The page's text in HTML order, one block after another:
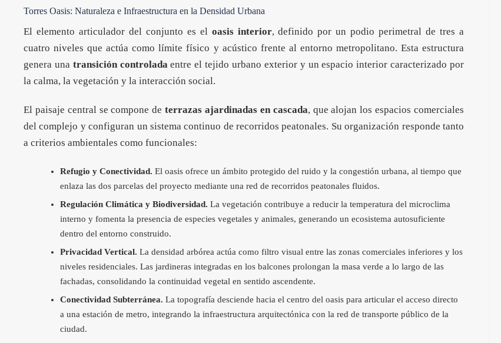
Torres Oasis: Naturaleza e Infraestructura en la Densidad Urbana
El elemento articulador del conjunto es el oasis interior, definido por un podio perimetral de tres a
cuatro niveles que actúa como límite físico y acústico frente al entorno metropolitano. Esta estructura
genera una transición controladaentre el tejido urbano exterior y un espacio interior caracterizado por
la calma, la vegetación y la interacción social.
El paisaje central se compone deterrazas ajardinadas en cascada, que alojan los espacios comerciales
del complejo y configuran un sistema continuo de recorridos peatonales. Su organización responde tanto
a criterios ambientales como funcionales:
Refugio y Conectividad. El oasis ofrece un ámbito protegido del ruido y la congestión urbana, al tiempo que
enlaza las dos parcelas del proyecto mediante una red de recorridos peatonales fluidos.
Regulación Climática y Biodiversidad. La vegetación contribuye a reducir la temperatura del microclima
interno y fomenta la presencia de especies vegetales y animales, generando un ecosistema autosuficiente
dentro del entorno construido.
Privacidad Vertical. La densidad arbórea actúa como filtro visual entre las zonas comerciales inferiores y los
niveles residenciales. Las jardineras integradas en los balcones prolongan la masa verde a lo largo de las
fachadas, consolidando la continuidad vegetal en sentido ascendente.
Conectividad Subterránea. La topografía desciende hacia el centro del oasis para articular el acceso directo
a una estación de metro, integrando la infraestructura arquitectónica con la red de transporte público de la
ciudad.